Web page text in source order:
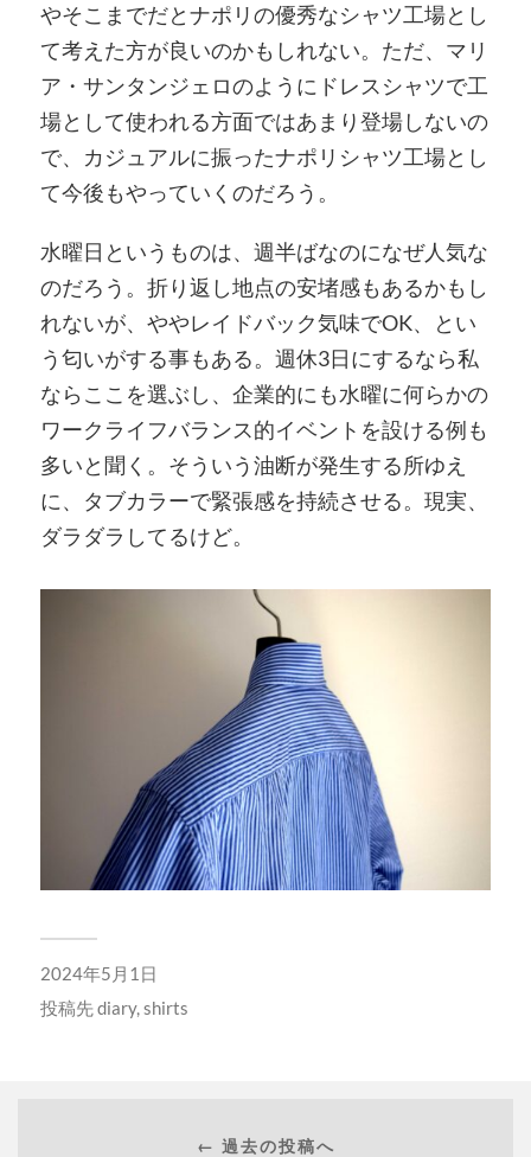
やそこまでだとナポリの優秀なシャツ工場とし
て考えた方が良いのかもしれない。ただ、マリ
ア・サンタンジェロのようにドレスシャツで工
場として使われる方面ではあまり登場しないの
で、カジュアルに振ったナポリシャツ工場とし
て今後もやっていくのだろう。
水曜日というものは、週半ばなのになぜ人気な
のだろう。折り返し地点の安堵感もあるかもし
れないが、ややレイドバック気味でOK、とい
う匂いがする事もある。週休3日にするなら私
ならここを選ぶし、企業的にも水曜に何らかの
ワークライフバランス的イベントを設ける例も
多いと聞く。そういう油断が発生する所ゆえ
に、タブカラーで緊張感を持続させる。現実、
ダラダラしてるけど。
2024年5月1日
投稿先diary,shirts
← 過去の投稿へ